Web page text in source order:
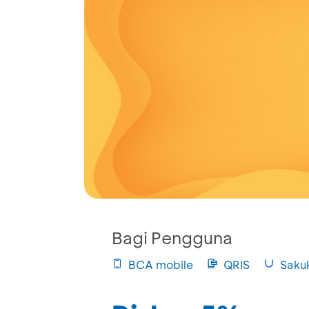
Bagi Pengguna
BCA mobile QRIS